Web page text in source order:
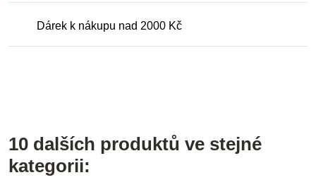
Dárek k nákupu nad 2000 Kč
10 dalších produktů ve stejné
kategorii: